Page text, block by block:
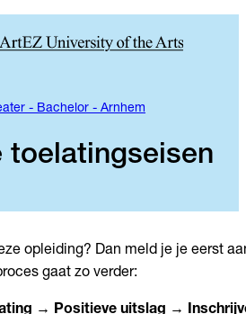
- Bachelor - Arnhem
toelatingseisen
opleiding? Dan meld je je eerst
gaat zo verder:
→ Positieve uitslag →